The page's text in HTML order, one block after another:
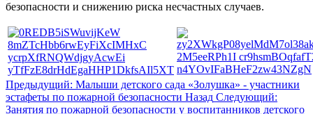
безопасности и снижению риска несчастных случаев.
Предыдущий: Малыши детского сада «Золушка» - участники
эстафеты по пожарной безопасности Назад Следующий:
Занятия по пожарной безопасности у воспитанников детского